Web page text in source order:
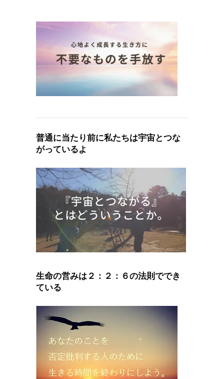
普通に当たり前に私たちは宇宙とつな
がっているよ
生命の営みは２：２：６の法則ででき
ている